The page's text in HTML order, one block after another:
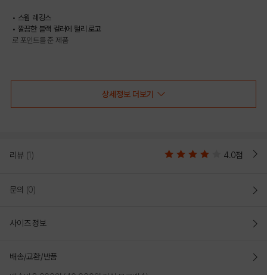
• 스윔 레깅스
• 깔끔한 블랙 컬러에 헐리 로고
로 포인트를 준 제품
상세정보 더보기
리뷰 (1) 4.0점
문의 (0)
사이즈 정보
배송/교환/반품